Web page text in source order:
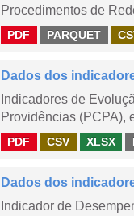
Procedimentos de
PDF PARQUET
Dados dos
Indicadores de
Providências (PCPA),
PDF CSV XLSX
Dados dos
Indicador de